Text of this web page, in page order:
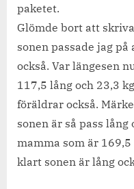
paketet.
Glömde bort att
sonen passade jag
också. Var längesen
117,5 lång och 23,3
föräldrar också.
sonen är så pass lång
mamma som är 169,5
klart sonen är lång